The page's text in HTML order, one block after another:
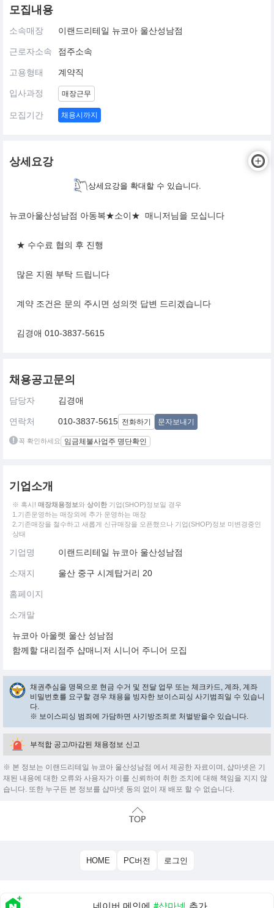
모집내용
소속매장 이랜드리테일 뉴코아 울산성남점
근로자소속 점주소속
고용형태 계약직
입사과정 매장근무
모집기간 채용시까지
상세요강
상세요강을 확대할 수 있습니다.
뉴코아울산성남점 아동복★소이★ 매니저님을 모십니다
★ 수수료 협의 후 진행
많은 지원 부탁 드립니다
계약 조건은 문의 주시면 성의껏 답변 드리겠습니다
김경애 010-3837-5615
채용공고문의
담당자 김경애
연락처 010-3837-5615 전화하기 문자보내기
꼭 확인하세요 임금체불사업주 명단확인
기업소개
※ 혹시! 매장채용정보와 상이한 기업(SHOP)정보일 경우
1.기존운영하는 매장외에 추가 운영하는 매장
2.기존매장을 철수하고 새롭게 신규매장을 오픈했으나 기업(SHOP)정보 미변경중인
상태
기업명 이랜드리테일 뉴코아 울산성남점
소재지 울산 중구 시계탑거리 20
홈페이지
소개말
뉴코아 아울렛 울산 성남점
함께할 대리점주 샵매니저 시니어 주니어 모집
채권추심을 명목으로 현금 수거 및 전달 업무 또는 체크카드, 계좌, 계좌
비밀번호를 요구할 경우 채용을 빙자한 보이스피싱 사기범죄일 수 있습니
다.
※ 보이스피싱 범죄에 가담하면 사기방조죄로 처벌받을수 있습니다.
부적합 공고/마감된 채용정보 신고
※ 본 정보는 이랜드리테일 뉴코아 울산성남점 에서 제공한 자료이며, 샵마넷은 기
재된 내용에 대한 오류와 사용자가 이를 신뢰하여 취한 조치에 대해 책임을 지지 않
습니다. 또한 누구든 본 정보를 샵마넷 동의 없이 재 배포 할 수 없습니다.
HOME PC버전 로그인
네이버 메인에 #샵마넷 추가